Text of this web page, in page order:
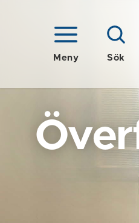
Meny Sök